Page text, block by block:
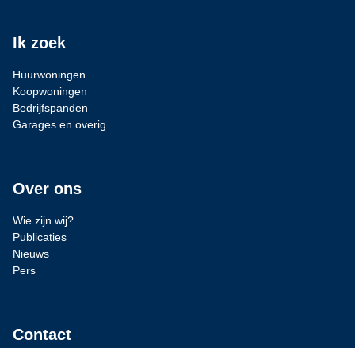
Ik zoek
Huurwoningen
Koopwoningen
Bedrijfspanden
Garages en overig
Over ons
Wie zijn wij?
Publicaties
Nieuws
Pers
Contact